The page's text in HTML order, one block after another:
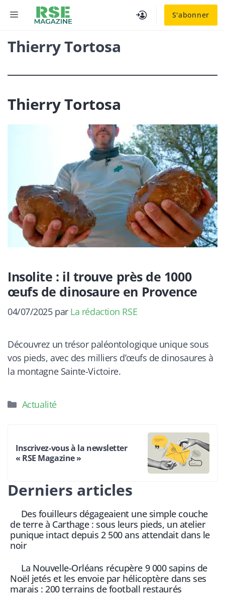
S'abonner
MENU
Thierry Tortosa
Thierry Tortosa
Insolite : il trouve près de 1000
œufs de dinosaure en Provence
04/07/2025 par La rédaction RSE
Découvrez un trésor paléontologique unique sous
vos pieds, avec des milliers d’œufs de dinosaures à
la montagne Sainte-Victoire.
Catégories
Actualité
Inscrivez-vous à la newsletter
« RSE Magazine »
Derniers articles
Des fouilleurs dégageaient une simple couche
de terre à Carthage : sous leurs pieds, un atelier
punique intact depuis 2 500 ans attendait dans le
noir
La Nouvelle-Orléans récupère 9 000 sapins de
Noël jetés et les envoie par hélicoptère dans ses
marais : 200 terrains de football restaurés